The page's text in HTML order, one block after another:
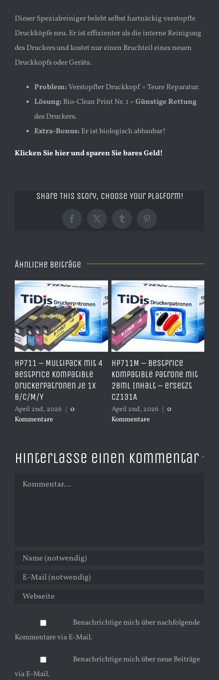
Dieser Spezialreiniger belebt selbst hartnäckig verstopfte
Druckköpfe neu. Er ist effizienter als die interne Reinigung
des Druckers und kostet nur einen Bruchteil eines neuen
Druckkopfs oder Geräts.
Problem:Verstopfter Druckkopf = Teure Reparatur.
Lösung:Bio-Clean Print Nr. 1 =Günstige Rettung
des Druckers.
Extra-Bonus:Er ist biologisch abbaubar!
Klicken Sie hier und sparen Sie bares Geld!
Share This Story, Choose Your Platform!
Facebook
X TumblrPinterest
Ähnliche Beiträge
HP711 – Multipack mit 4
BestPrice kompatible
Druckerpatronen je 1x
B/C/M/Y
April 2nd, 2026 | 0
Kommentare
HP711M – BestPrice
kompatible Patrone mit
28ml Inhalt – ersetzt
CZ131A
April 2nd, 2026 | 0
Kommentare
Hinterlasse einen Kommentar
Kommentar
Benachrichtige mich über nachfolgende
Kommentare via E-Mail.
Benachrichtige mich über neue Beiträge
via E-Mail.